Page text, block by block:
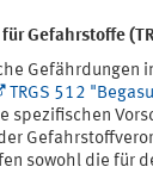
für Gefahrstoffe
Gefährdungen
TRGS 512
spezifischen
sowohl die für